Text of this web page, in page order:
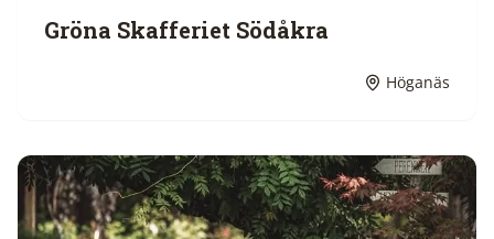
Gröna Skafferiet Södåkra
Höganäs